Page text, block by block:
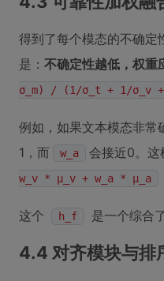
得到了每个模态的不确定
是： 不确定性越低，权重
σ_m) / (1/σ_t + 1/σ_v
例如，如果文本模态非常
1，而
w_a 会接近0。这
w_v * μ_v + w_a * μ_a
这个 h_f 是一个综合
4.4 对齐模块与排